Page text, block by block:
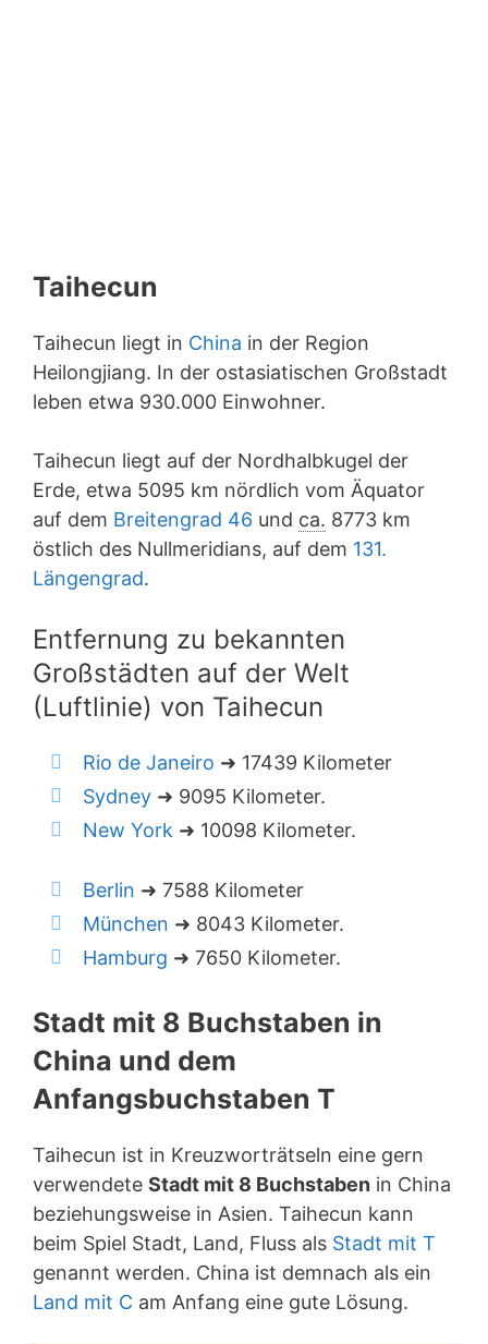
Taihecun
Taihecun liegt in China in der Region
Heilongjiang. In der ostasiatischen Großstadt
leben etwa 930.000 Einwohner.
Taihecun liegt auf der Nordhalbkugel der
Erde, etwa 5095 km nördlich vom Äquator
auf dem Breitengrad 46 und ca. 8773 km
östlich des Nullmeridians, auf dem 131.
Längengrad.
Entfernung zu bekannten
Großstädten auf der Welt
(Luftlinie) von Taihecun
Rio de Janeiro ➜ 17439 Kilometer
Sydney ➜ 9095 Kilometer.
New York ➜ 10098 Kilometer.
Berlin ➜ 7588 Kilometer
München ➜ 8043 Kilometer.
Hamburg ➜ 7650 Kilometer.
Stadt mit 8 Buchstaben in
China und dem
Anfangsbuchstaben T
Taihecun ist in Kreuzworträtseln eine gern
verwendete Stadt mit 8 Buchstaben in China
beziehungsweise in Asien. Taihecun kann
beim Spiel Stadt, Land, Fluss als Stadt mit T
genannt werden. China ist demnach als ein
Land mit C am Anfang eine gute Lösung.